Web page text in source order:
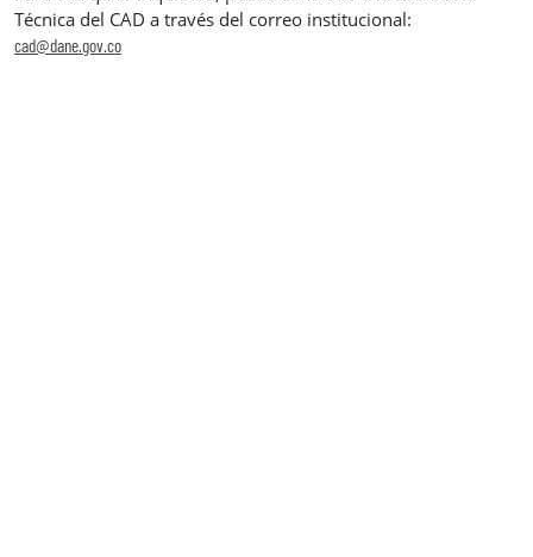
Técnica del CAD a través del correo institucional:
cad@dane.gov.co